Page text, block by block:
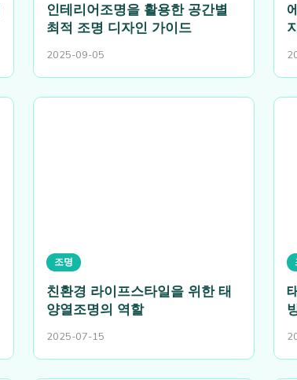
인테리어조명을 활용한 공간별
최적 조명 디자인 가이드
2025-09-05
조명
친환경 라이프스타일을 위한 태
양열조명의 역할
2025-07-15